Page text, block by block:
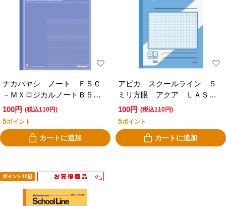
ナカバヤシ ノート ＦＳＣ
－ＭＸロジカルノートＢ５ワ
イド Ａ罫 ３０枚 ブルー
100円 (税込110円)
5ポイント
カートに追加
アピカ スクールライン ５
ミリ方眼 アクア ＬＡＳ１
０
100円 (税込110円)
5ポイント
カートに追加